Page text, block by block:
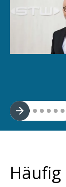
Slide 2 of 7.